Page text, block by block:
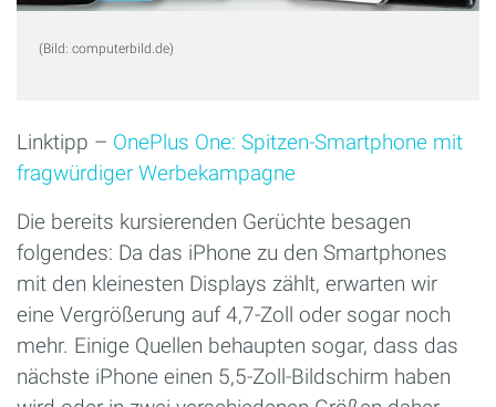
(Bild: computerbild.de)
Linktipp – OnePlus One: Spitzen-Smartphone mit
fragwürdiger Werbekampagne
Die bereits kursierenden Gerüchte besagen
folgendes: Da das iPhone zu den Smartphones
mit den kleinesten Displays zählt, erwarten wir
eine Vergrößerung auf 4,7-Zoll oder sogar noch
mehr. Einige Quellen behaupten sogar, dass das
nächste iPhone einen 5,5-Zoll-Bildschirm haben